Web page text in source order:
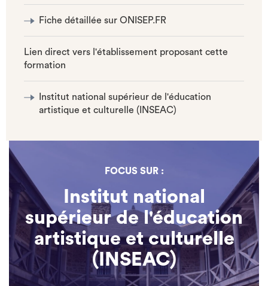
Fiche détaillée sur ONISEP.FR
Lien direct vers l'établissement proposant cette
formation
Institut national supérieur de l'éducation
artistique et culturelle (INSEAC)
FOCUS SUR :
Institut national
supérieur de l'éducation
artistique et culturelle
(INSEAC)